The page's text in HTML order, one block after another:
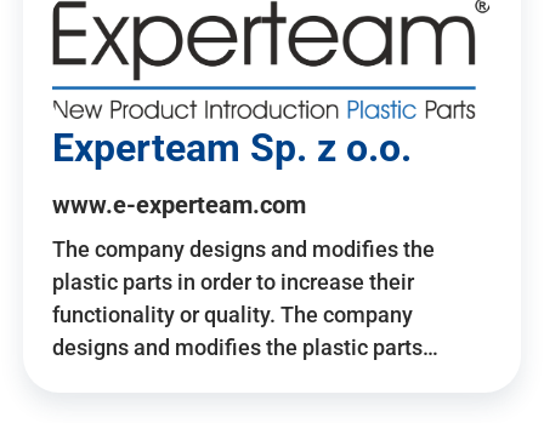
Experteam Sp. z o.o.
www.e-experteam.com
The company designs and modifies the
plastic parts in order to increase their
functionality or quality. The company
designs and modifies the plastic parts…